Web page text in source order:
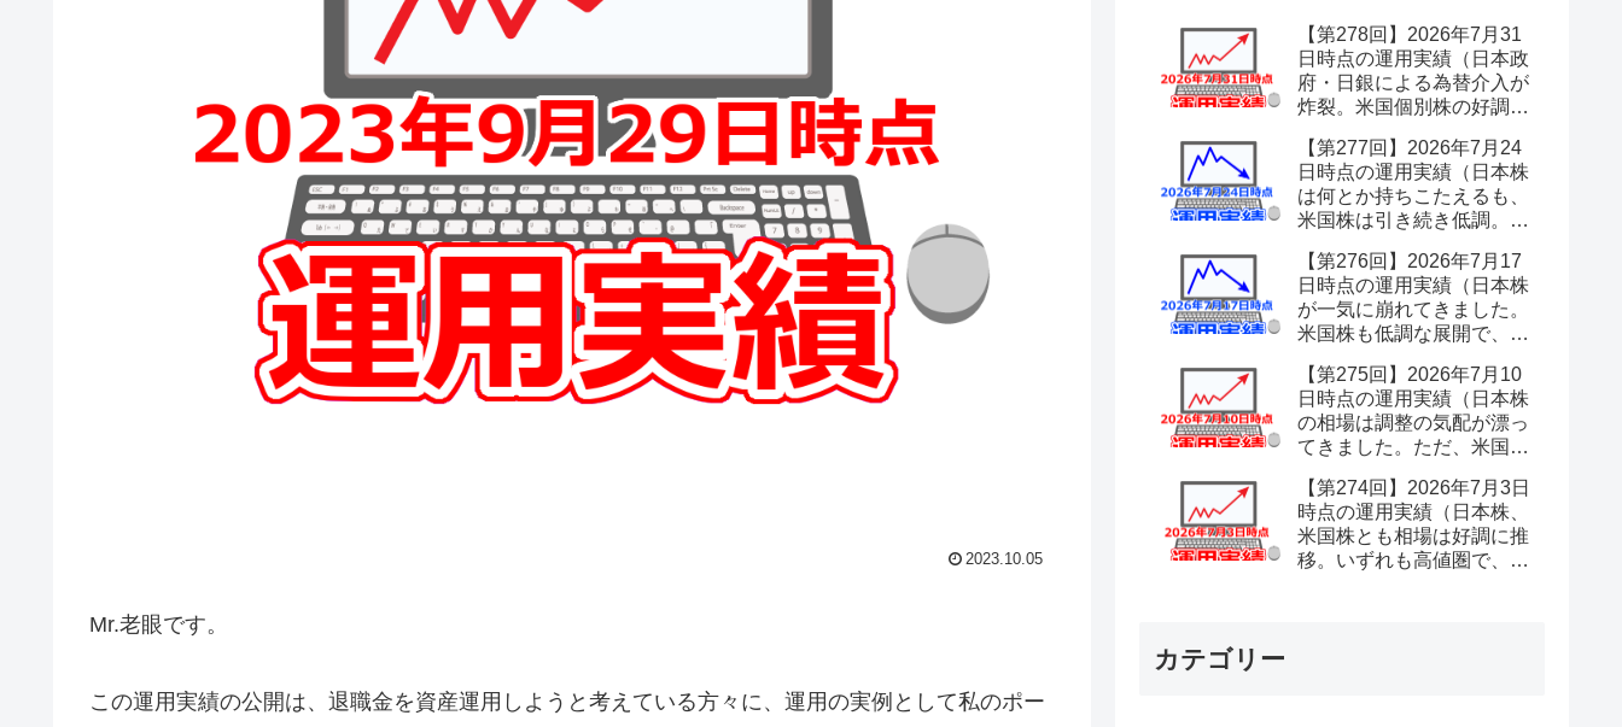
2023.10.05
Mr.老眼です。
この運用実績の公開は、退職金を資産運用しようと考えている方々に、運用の実例として私のポー
【第278回】2026年7月31
日時点の運用実績（日本政
府・日銀による為替介入が
炸裂。米国個別株の好調で
やはり為替は当てにならな
いと痛感しました。）
【第277回】2026年7月24
日時点の運用実績（日本株
は何とか持ちこたえるも、
米国株は引き続き低調。も
為替介入が心配です。）
【第276回】2026年7月17
日時点の運用実績（日本株
が一気に崩れてきました。
米国株も低調な展開で、先
ました。）
【第275回】2026年7月10
日時点の運用実績（日本株
の相場は調整の気配が漂っ
てきました。ただ、米国株
まだまだ大幅な下落はない
ものと油断しています。）
【第274回】2026年7月3日
時点の運用実績（日本株、
米国株とも相場は好調に推
移。いずれも高値圏で、そ
カテゴリー